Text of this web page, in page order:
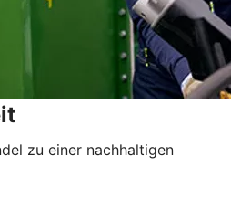
zu einer nachhaltigen